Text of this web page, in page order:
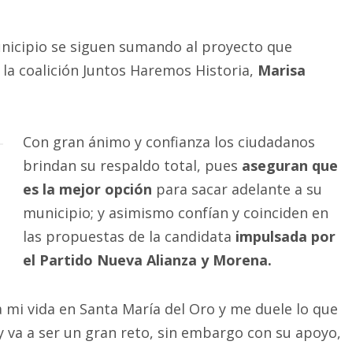
se siguen sumando al proyecto que
coalición Juntos Haremos Historia, Marisa
Con gran ánimo y confianza los ciudadanos
brindan su respaldo total, pues aseguran que
es la mejor opción para sacar adelante a su
municipio; y asimismo confían y coinciden en
las propuestas de la candidata impulsada por
el Partido Nueva Alianza y Morena.
mi vida en Santa María del Oro y me duele lo que
va a ser un gran reto, sin embargo con su apoyo,